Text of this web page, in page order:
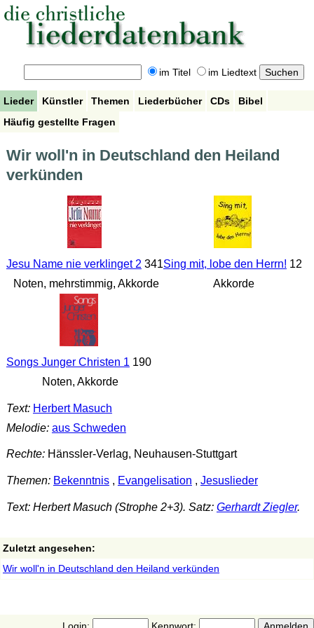
im Titel im Liedtext
Lieder Künstler Themen Liederbücher CDs
Bibel
Häufig gestellte Fragen
Wir woll'n in Deutschland den Heiland
verkünden
Jesu Name nie verklinget 2 341
Noten, mehrstimmig, Akkorde
Sing mit, lobe den Herrn! 12
Akkorde
Songs Junger Christen 1 190
Noten, Akkorde
Text: Herbert Masuch
Melodie: aus Schweden
Rechte:Hänssler-Verlag, Neuhausen-Stuttgart
Themen: Bekenntnis, Evangelisation , Jesuslieder
Text: Herbert Masuch (Strophe 2+3). Satz: Gerhardt Ziegler.
Zuletzt angesehen:
Wir woll'n in Deutschland den Heiland verkünden